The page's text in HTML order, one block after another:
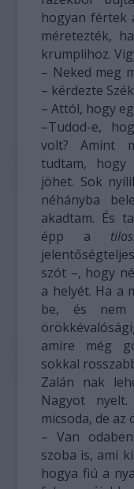
hogyan fértek
méretezték,
krumplihoz.
– Neked meg
– kérdezte
– Attól, hogy
–Tudod-e,
volt? Amint
tudtam,
jöhet. Sok
néhányba
akadtam. És
épp a
szót –, hogy
a helyét. Ha a
be, és
amire még
sokkal
Zalán nak
Nagyot
micsoda, de az
– Van
szoba is, ami
hogya fiú a